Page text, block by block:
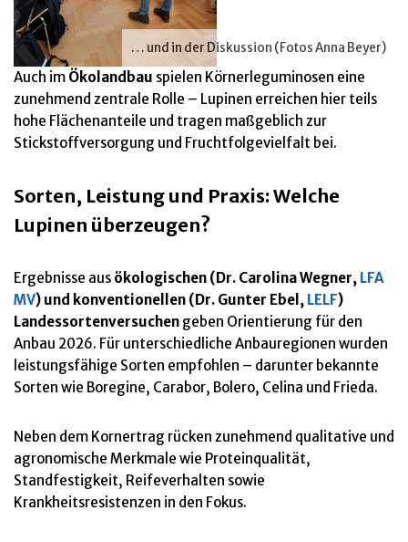
… und in der Diskussion (Fotos Anna Beyer)
Auch im Ökolandbau spielen Körnerleguminosen eine
zunehmend zentrale Rolle – Lupinen erreichen hier teils
hohe Flächenanteile und tragen maßgeblich zur
Stickstoffversorgung und Fruchtfolgevielfalt bei.
Sorten, Leistung und Praxis: Welche
Lupinen überzeugen?
Ergebnisse aus ökologischen (Dr. Carolina Wegner, LFA
MV) und konventionellen (Dr. Gunter Ebel, LELF)
Landessortenversuchen geben Orientierung für den
Anbau 2026. Für unterschiedliche Anbauregionen wurden
leistungsfähige Sorten empfohlen – darunter bekannte
Sorten wie Boregine, Carabor, Bolero, Celina und Frieda.
Neben dem Kornertrag rücken zunehmend qualitative und
agronomische Merkmale wie Proteinqualität,
Standfestigkeit, Reifeverhalten sowie
Krankheitsresistenzen in den Fokus.